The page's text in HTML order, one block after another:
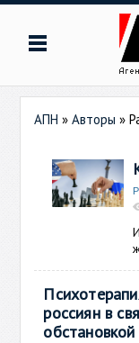
АПН »Авторы »
россиян в
обстановкой